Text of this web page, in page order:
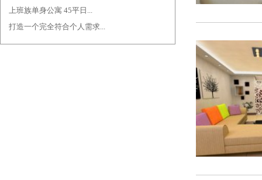
上班族单身公寓 45平日...
打造一个完全符合个人需求...